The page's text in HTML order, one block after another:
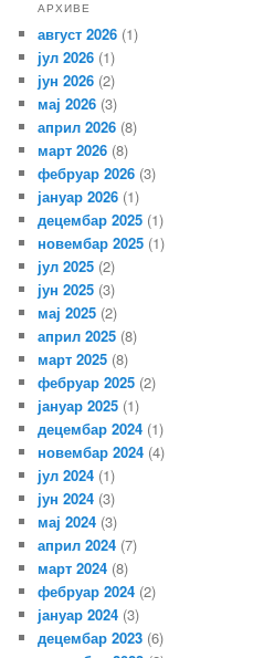
АРХИВЕ
август 2026 (1)
јул 2026 (1)
јун 2026 (2)
мај 2026 (3)
април 2026 (8)
март 2026 (8)
фебруар 2026 (3)
јануар 2026 (1)
децембар 2025 (1)
новембар 2025 (1)
јул 2025 (2)
јун 2025 (3)
мај 2025 (2)
април 2025 (8)
март 2025 (8)
фебруар 2025 (2)
јануар 2025 (1)
децембар 2024 (1)
новембар 2024 (4)
јул 2024 (1)
јун 2024 (3)
мај 2024 (3)
април 2024 (7)
март 2024 (8)
фебруар 2024 (2)
јануар 2024 (3)
децембар 2023 (6)